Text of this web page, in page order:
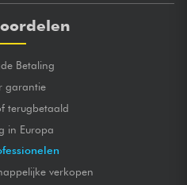
Betaling
garantie
terugbetaald
in Europa
verkopen